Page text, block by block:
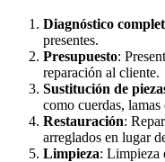
Diagnóstico
presentes.
Presupuesto:
reparación al cliente.
Sustitución de
como cuerdas, lamas
Restauración:
arreglados en lugar
Limpieza: Limpieza